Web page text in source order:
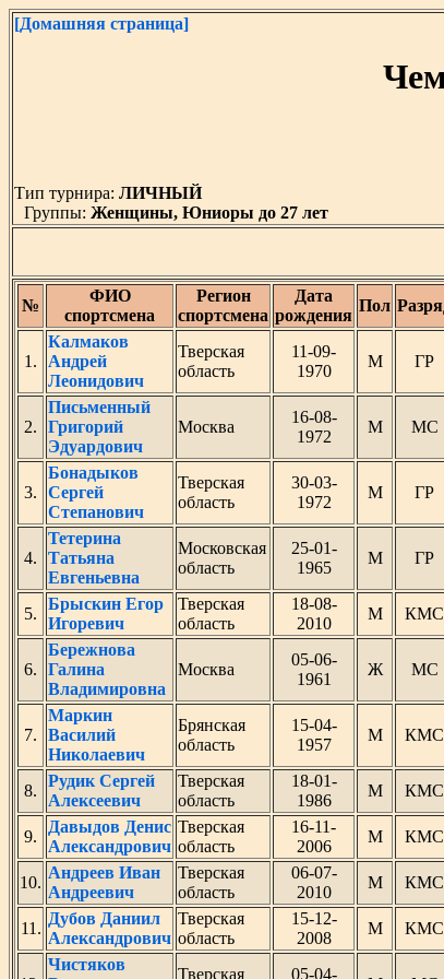
[Домашняя страница]
Тип турнира: ЛИЧНЫЙ
Группы: Женщины, Юниоры до 27 лет
№
ФИО
спортсмена
Регион
спортсмена
Дата
рождения
Пол
1.
Калмаков
Андрей
Леонидович
Тверская
область
11-09-
1970
М ГР
2.
Письменный
Григорий
Эдуардович
Москва
16-08-
1972
М МС
3.
Бонадыков
Сергей
Степанович
Тверская
область
30-03-
1972
М ГР
4.
Тетерина
Татьяна
Евгеньевна
Московская
область
25-01-
1965
М ГР
5.
Брыскин Егор
Игоревич
Тверская
область
18-08-
2010
М КМС
6.
Бережнова
Галина
Владимировна
Москва
05-06-
1961
Ж МС
7.
Маркин
Василий
Николаевич
Брянская
область
15-04-
1957
М КМС
8.
Рудик Сергей
Алексеевич
Тверская
область
18-01-
1986
М КМС
9.
Давыдов Денис
Александрович
Тверская
область
16-11-
2006
М КМС
10.
Андреев Иван
Андреевич
Тверская
область
06-07-
2010
М КМС
11.
Дубов Даниил
Александрович
Тверская
область
15-12-
2008
М КМС
Чистяков
Тверская 05-04-